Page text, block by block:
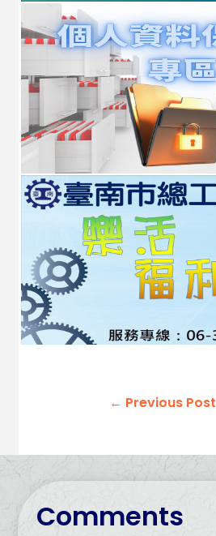
← Previous Post
Comments